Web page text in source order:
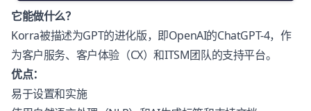
它能做什么？
Korra被描述为GPT的进化版，即OpenAI的ChatGPT-4，作
为客户服务、客户体验（CX）和ITSM团队的支持平台。
优点：
易于设置和实施